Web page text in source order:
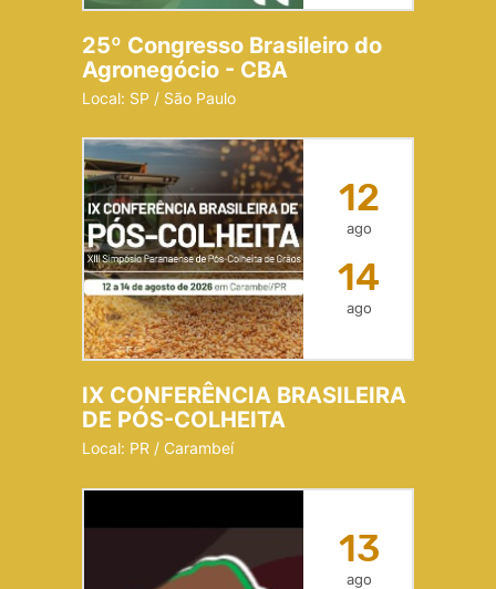
25º Congresso Brasileiro do
Agronegócio - CBA
Local: SP / São Paulo
12
ago
14
ago
IX CONFERÊNCIA BRASILEIRA
DE PÓS-COLHEITA
Local: PR / Carambeí
13
ago